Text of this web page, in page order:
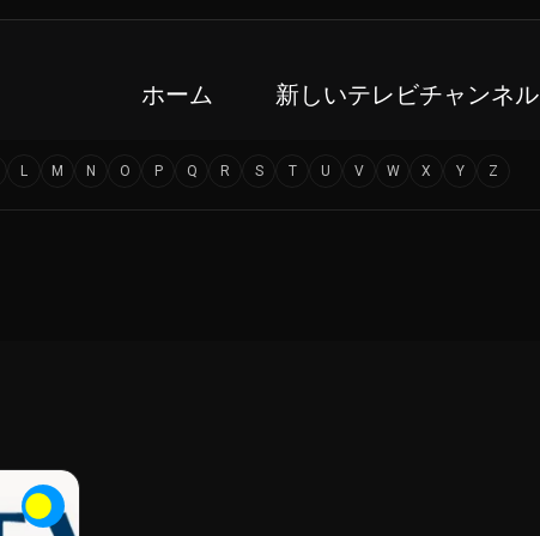
ホーム 新しいテレビチャンネル
L M N O P Q R S T U V W X Y Z